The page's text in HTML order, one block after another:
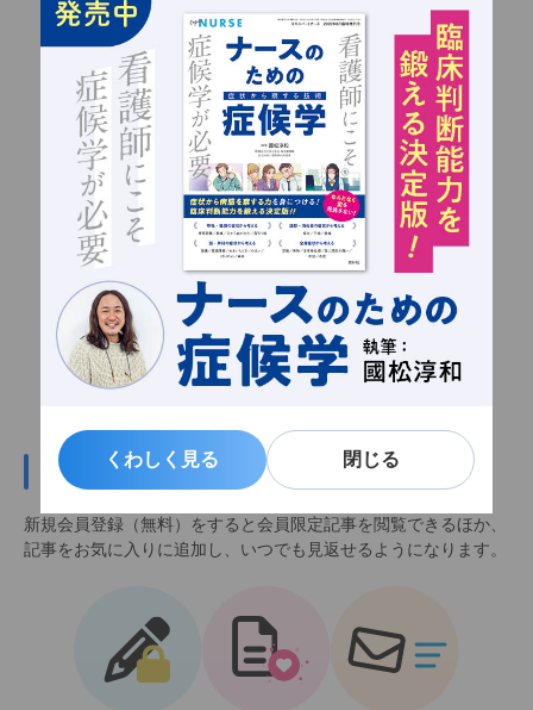
くわしく見る 閉じる
くわしく見る 閉じる
新規会員登録（無料）
新規会員登録（無料）をすると会員限定記事を閲覧できるほか、
記事をお気に入りに追加し、いつでも見返せるようになります。